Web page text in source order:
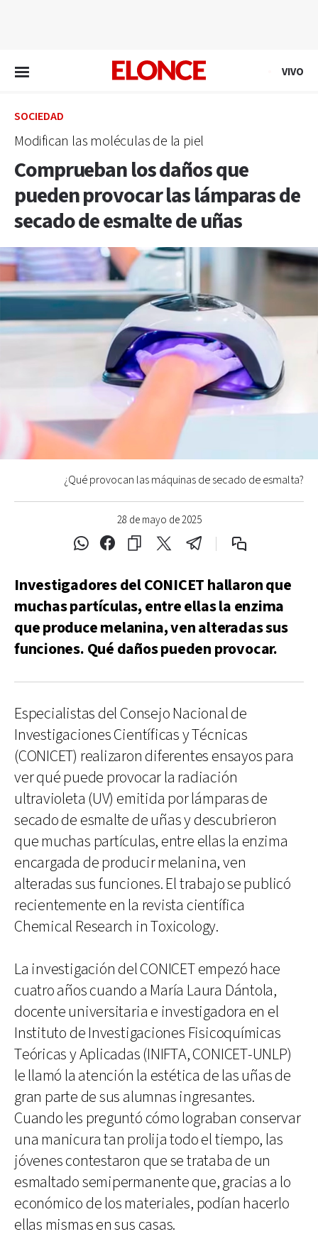
VIVO
SOCIEDAD
Modifican las moléculas de la piel
Comprueban los daños que
pueden provocar las lámparas de
secado de esmalte de uñas
28 de mayo de 2025
¿Qué provocan las máquinas de secado de esmalta?
Investigadores del CONICET hallaron que
muchas partículas, entre ellas la enzima
que produce melanina, ven alteradas sus
funciones. Qué daños pueden provocar.
Especialistas del Consejo Nacional de
Investigaciones Científicas y Técnicas
(CONICET) realizaron diferentes ensayos para
ver qué puede provocar la radiación
ultravioleta (UV) emitida por lámparas de
secado de esmalte de uñas y descubrieron
que muchas partículas, entre ellas la enzima
encargada de producir melanina, ven
alteradas sus funciones. El trabajo se publicó
recientemente en la revista científica
Chemical Research in Toxicology.
La investigación del CONICET empezó hace
cuatro años cuando a María Laura Dántola,
docente universitaria e investigadora en el
Instituto de Investigaciones Fisicoquímicas
Teóricas y Aplicadas (INIFTA, CONICET-UNLP)
le llamó la atención la estética de las uñas de
gran parte de sus alumnas ingresantes.
Cuando les preguntó cómo lograban conservar
una manicura tan prolija todo el tiempo, las
jóvenes contestaron que se trataba de un
esmaltado semipermanente que, gracias a lo
económico de los materiales, podían hacerlo
ellas mismas en sus casas.